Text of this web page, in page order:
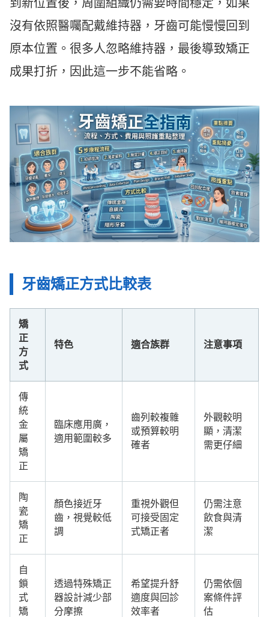
到新位置後，周圍組織仍需要時間穩定，如果
沒有依照醫囑配戴維持器，牙齒可能慢慢回到
原本位置。很多人忽略維持器，最後導致矯正
成果打折，因此這一步不能省略。
牙齒矯正方式比較表
矯
正
方
式
特色 適合族群 注意事項
傳
統
金
屬
矯
正
臨床應用廣，
適用範圍較多
齒列較複雜
或預算較明
確者
外觀較明
顯，清潔
需更仔細
陶
瓷
矯
正
顏色接近牙
齒，視覺較低
調
重視外觀但
可接受固定
式矯正者
仍需注意
飲食與清
潔
自
鎖
式
矯
透過特殊矯正
器設計減少部
分摩擦
希望提升舒
適度與回診
效率者
仍需依個
案條件評
估